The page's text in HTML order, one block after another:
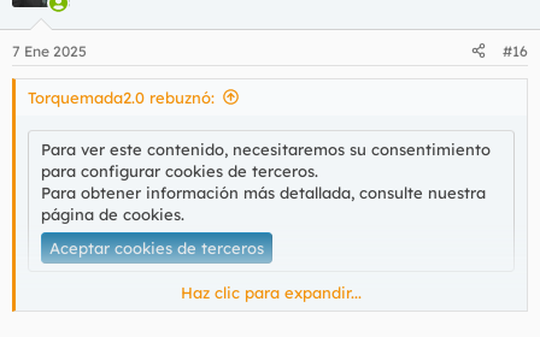
e
s
7 Ene 2025 #16
Torquemada2.0 rebuznó:
Para ver este contenido, necesitaremos su consentimiento
para configurar cookies de terceros.
Para obtener información más detallada, consulte nuestra
página de cookies.
Aceptar cookies de terceros
Haz clic para expandir...